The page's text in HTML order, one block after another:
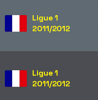
Ligue 1
2011/2012
Ligue 1
2011/2012